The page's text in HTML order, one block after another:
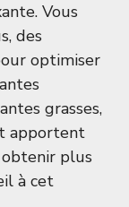
Vous
des
optimiser
grasses,
apportent
plus
à cet